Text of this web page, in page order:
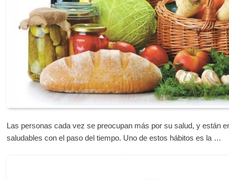
Las personas cada vez se preocupan más por su salud, y están
saludables con el paso del tiempo. Uno de estos hábitos es la …